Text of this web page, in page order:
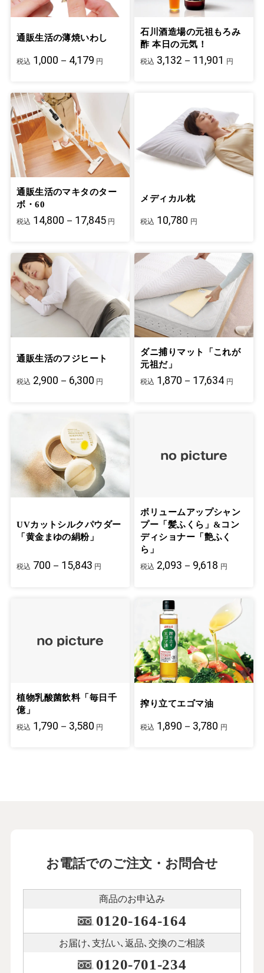
通販生活の薄焼いわし
税込 1,000－4,179 円
石川酒造場の元祖もろみ
酢 本日の元気！
税込 3,132－11,901 円
通販生活のマキタのター
ボ・60
税込 14,800－17,845 円
メディカル枕
税込 10,780 円
通販生活のフジヒート
税込 2,900－6,300 円
ダニ捕りマット「これが
元祖だ」
税込 1,870－17,634 円
UVカットシルクパウダー
「黄金まゆの絹粉」
税込 700－15,843 円
ボリュームアップシャン
プー「髪ふくら」&コン
ディショナー「艶ふく
ら」
税込 2,093－9,618 円
植物乳酸菌飲料「毎日千
億」
税込 1,790－3,580 円
搾り立てエゴマ油
税込 1,890－3,780 円
お電話でのご注文・お問合せ
商品のお申込み
0120-164-164
お届け､支払い､ 返品､交換のご相談
0120-701-234